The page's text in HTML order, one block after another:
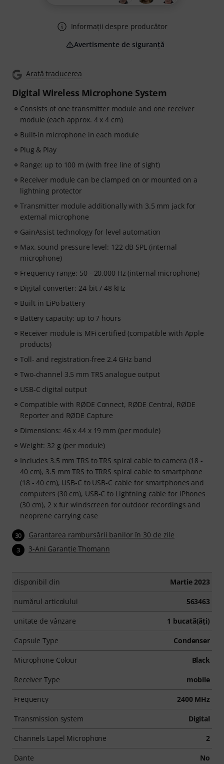
Arată traducerea
Digital Wireless Microphone System
Consists of one transmitter module and one receiver
module (each approx. 4 x 4 cm)
Built-in microphone in each module
Plug & Play
Range: up to 100 m (with free line of sight)
Receiver module can be clamped on or mounted on a
lightning protector
Transmitter module additionally with 3.5 mm jack for
external microphone
GainAssist technology for level automation
Max. sound pressure level: 122 dB SPL (internal
microphone)
Frequency range: 50 - 20,000 Hz (internal microphone)
Digital converter: 24-bit / 48 kHz
Built-in LiPo battery
Battery capacity: up to 7 hours
Receiver module is MFi certified (compatible with Apple
products)
Toll- and registration-free 2.4 GHz band
Two-channel 3.5 mm TRS analogue output
USB-C digital output
Compatible with RØDE Connect, RØDE Central, RØDE
Reporter and RØDE Capture
Dimensions: 46 x 44 x 19 mm (per module)
Weight: 32 g (per module)
Includes 3.5 mm TRS to TRS spiral cable to camera (18 -
40 cm), 3.5 mm TRS to TRRS spiral cable to smartphone
(18 - 40 cm), USB-C to USB-C cable for smartphones and
computers (30 cm), USB-C to Lightning cable for iPhones
(30 cm), 2 x fur windscreen for outdoor recordings and
neoprene carrying case
30 Garantarea rambursării banilor în 30 de zile
3 3-Ani Garanţie Thomann
disponibil din Martie 2023
numărul articolului 563463
unitate de vânzare 1 bucată(ăţi)
Capsule Type Condenser
Microphone Colour Black
Receiver Type mobile
Frequency 2400 MHz
Transmission system Digital
Channels Lapel Microphone 2
Dante No
Informații despre producător
Avertismente de siguranță